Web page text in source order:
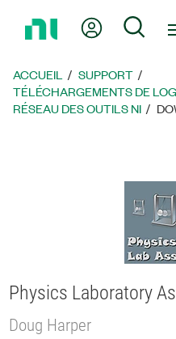
page
d’accueil
Mon compte
ACCUEIL
SUPPORT
TÉLÉCHARGEMENTS DE
RÉSEAU DES OUTILS NI
Physics Laboratory
Doug Harper